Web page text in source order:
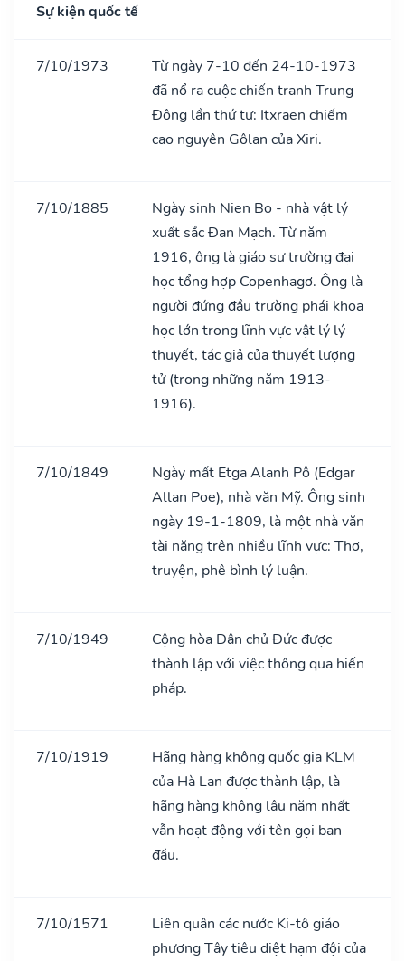
Sự kiện quốc tế
7/10/1973
Từ ngày 7-10 đến 24-10-1973
đã nổ ra cuộc chiến tranh Trung
Đông lần thứ tư: Itxraen chiếm
cao nguyên Gôlan của Xiri.
7/10/1885
Ngày sinh Nien Bo - nhà vật lý
xuất sắc Đan Mạch. Từ năm
1916, ông là giáo sư trường đại
học tổng hợp Copenhagơ. Ông là
người đứng đầu trường phái khoa
học lớn trong lĩnh vực vật lý lý
thuyết, tác giả của thuyết lượng
tử (trong những năm 1913-
1916).
7/10/1849
Ngày mất Etga Alanh Pô (Edgar
Allan Poe), nhà văn Mỹ. Ông sinh
ngày 19-1-1809, là một nhà văn
tài năng trên nhiều lĩnh vực: Thơ,
truyện, phê bình lý luận.
7/10/1949
Cộng hòa Dân chủ Đức được
thành lập với việc thông qua hiến
pháp.
7/10/1919
Hãng hàng không quốc gia KLM
của Hà Lan được thành lập, là
hãng hàng không lâu năm nhất
vẫn hoạt động với tên gọi ban
đầu.
7/10/1571
Liên quân các nước Ki-tô giáo
phương Tây tiêu diệt hạm đội của